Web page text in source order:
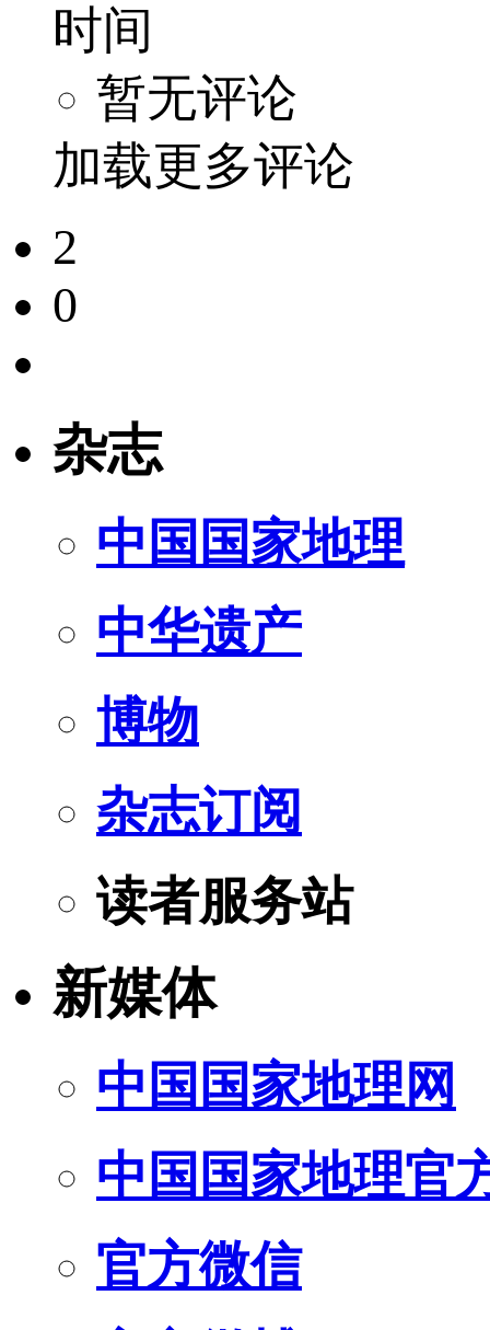
时间
暂无评论
加载更多评论
2
0
杂志
中国国家地理
中华遗产
博物
杂志订阅
读者服务站
新媒体
中国国家地理网
中国国家地理官
官方微信